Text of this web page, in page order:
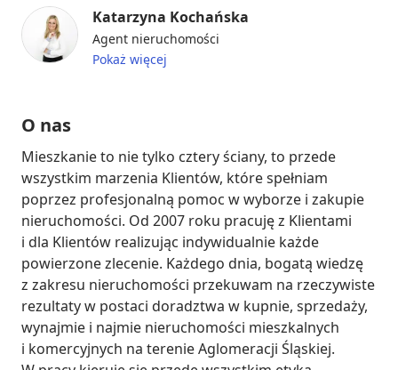
Katarzyna Kochańska
Agent nieruchomości
Pokaż więcej
O nas
Mieszkanie to nie tylko cztery ściany, to przede
wszystkim marzenia Klientów, które spełniam
poprzez profesjonalną pomoc w wyborze i zakupie
nieruchomości. Od 2007 roku pracuję z Klientami
i dla Klientów realizując indywidualnie każde
powierzone zlecenie. Każdego dnia, bogatą wiedzę
z zakresu nieruchomości przekuwam na rzeczywiste
rezultaty w postaci doradztwa w kupnie, sprzedaży,
wynajmie i najmie nieruchomości mieszkalnych
i komercyjnych na terenie Aglomeracji Śląskiej.